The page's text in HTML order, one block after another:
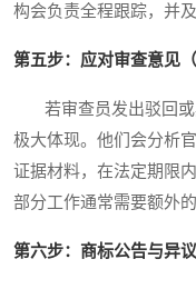
构会负责全程跟踪，并
第五步：应对审查意见（
若审查员发出驳回或
极大体现。他们会分析
证据材料，在法定期限
部分工作通常需要额外的
第六步：商标公告与异